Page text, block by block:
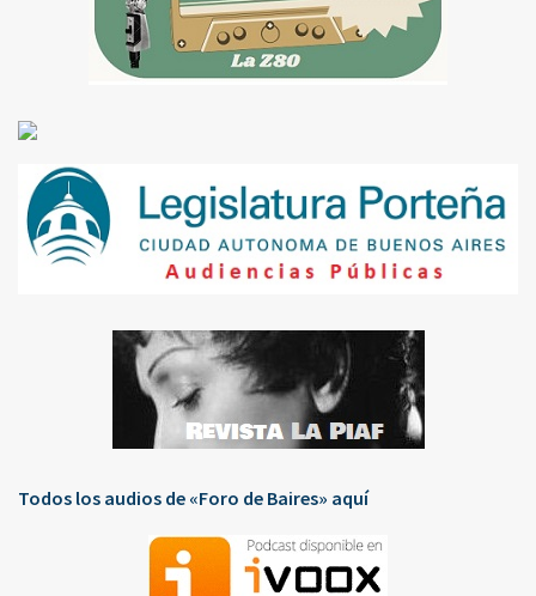
Todos los audios de «Foro de Baires» aquí